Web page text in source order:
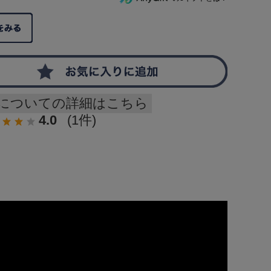
ついての詳細はこちら
4.0
(1件)